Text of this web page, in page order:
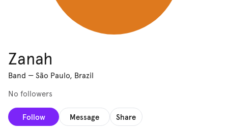
Zanah
Band — São Paulo, Brazil
No followers
Follow Message Share